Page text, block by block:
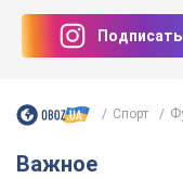
Спорт
Важное